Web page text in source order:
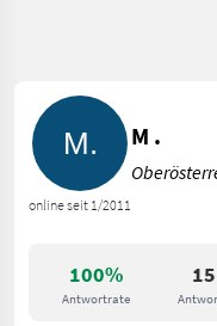
100%
Antwortrate
online seit 1/2011
M .